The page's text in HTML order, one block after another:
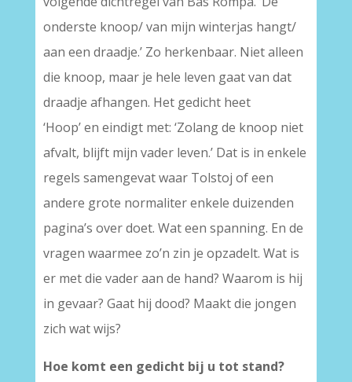
onderste knoop/ van mijn winterjas hangt/
aan een draadje.’ Zo herkenbaar. Niet alleen
die knoop, maar je hele leven gaat van dat
draadje afhangen. Het gedicht heet
‘Hoop’ en eindigt met: ‘Zolang de knoop niet
afvalt, blijft mijn vader leven.’ Dat is in enkele
regels samengevat waar Tolstoj of een
andere grote normaliter enkele duizenden
pagina’s over doet. Wat een spanning. En de
vragen waarmee zo’n zin je opzadelt. Wat is
er met die vader aan de hand? Waarom is hij
in gevaar? Gaat hij dood? Maakt die jongen
zich wat wijs?
Hoe komt een gedicht bij u tot stand?